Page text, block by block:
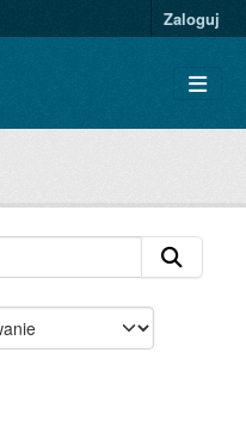
Zaloguj